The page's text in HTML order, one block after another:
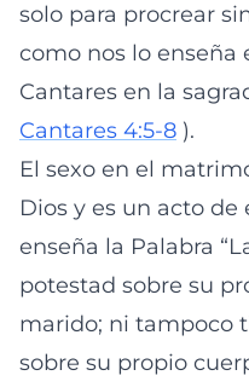
solo para procrear
como nos lo enseña
Cantares en la
Cantares 4:5-8 ).
El sexo en el
Dios y es un acto
enseña la Palabra
potestad sobre su
marido; ni tampoco
sobre su propio